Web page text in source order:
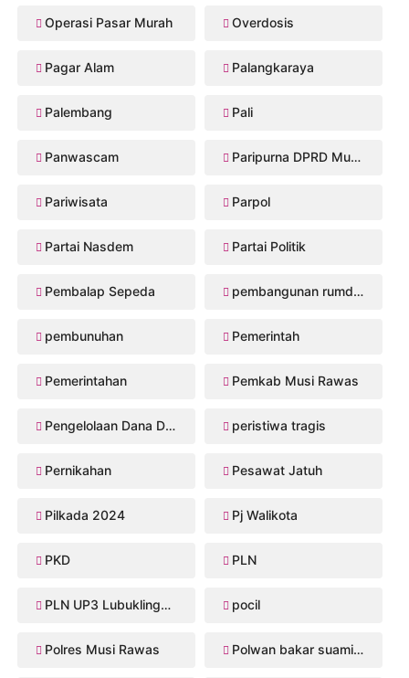
Operasi Pasar Murah Overdosis
Pagar Alam Palangkaraya
Palembang Pali
Panwascam Paripurna DPRD Musi Rawas
Pariwisata Parpol
Partai Nasdem Partai Politik
Pembalap Sepeda pembangunan rumdis Musi Rawas
pembunuhan Pemerintah
Pemerintahan Pemkab Musi Rawas
Pengelolaan Dana Desa peristiwa tragis
Pernikahan Pesawat Jatuh
Pilkada 2024 Pj Walikota
PKD PLN
PLN UP3 Lubuklinggau pocil
Polres Musi Rawas Polwan bakar suaminya